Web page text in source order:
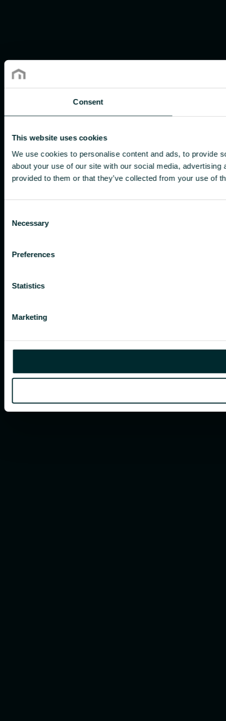
Consent
This website uses cookies
We use cookies to personalise content and ads, to provide
about your use of our site with our social media,
provided to them or that they’ve collected from your use of
Selection
Necessary
Preferences
Statistics
Marketing